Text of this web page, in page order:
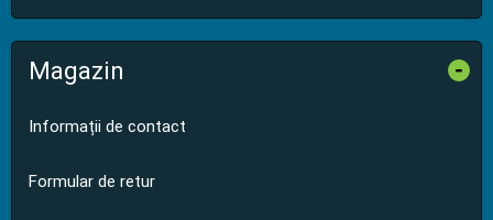
Magazin -
Informații de contact
Formular de retur